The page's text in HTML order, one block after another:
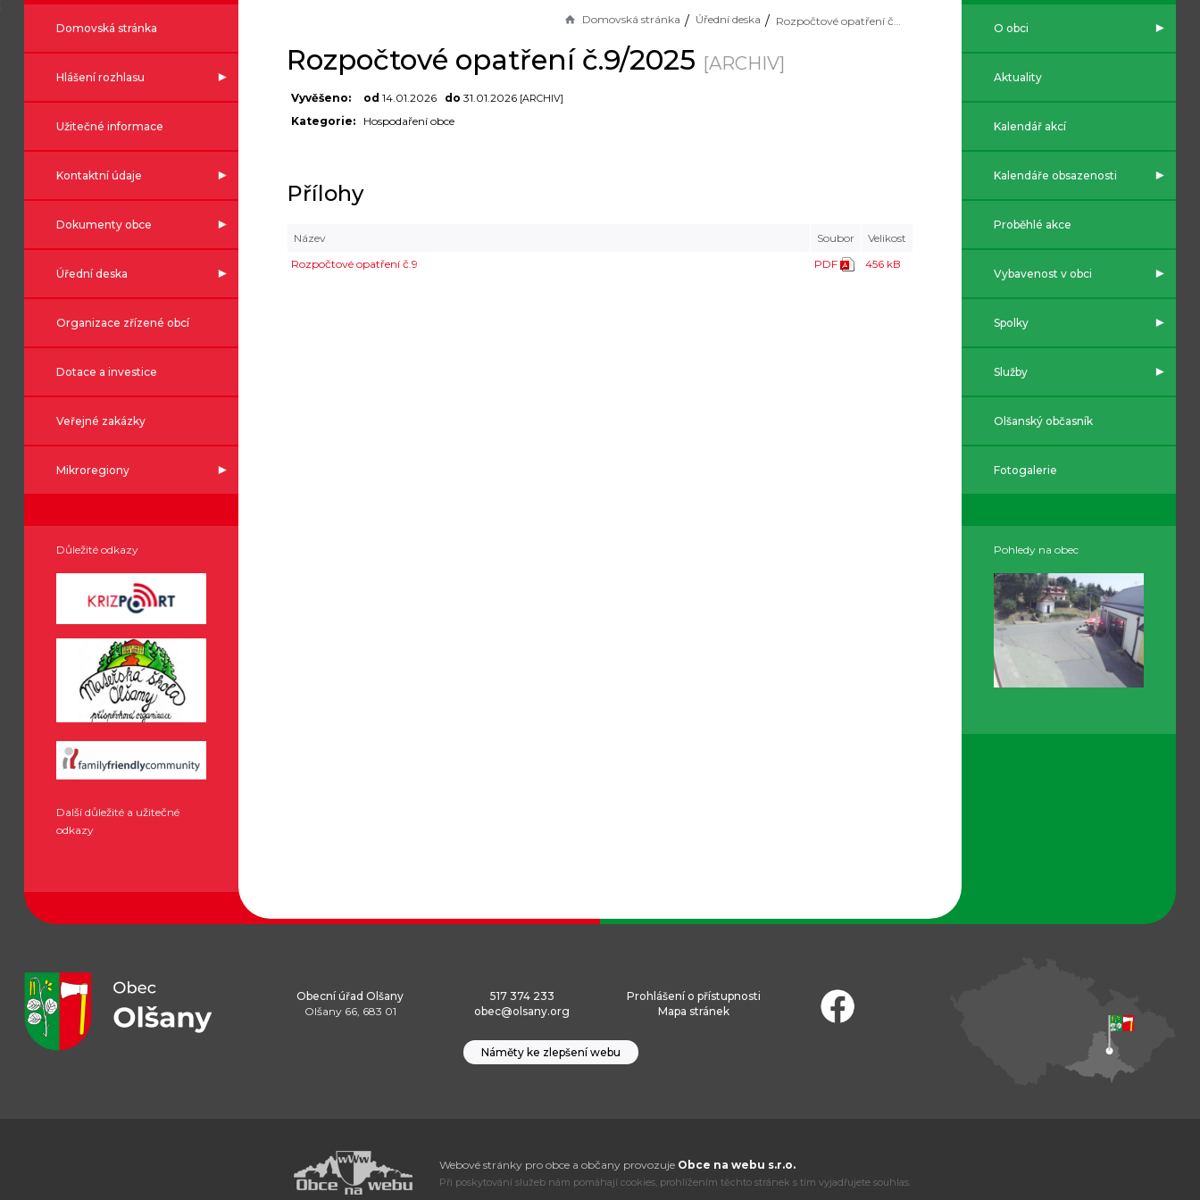
Domovská stránka
Hlášení rozhlasu
Užitečné informace
Kontaktní údaje
Dokumenty obce
Úřední deska
Organizace zřízené obcí
Dotace a investice
Veřejné zakázky
Mikroregiony
Důležité odkazy
Další důležité a užitečné
odkazy
Domovská stránka Úřední deska Rozpočtové opatření č.9/2025
Rozpočtové opatření č.9/2025 [ARCHIV]
Vyvěšeno: od 14.01.2026 do 31.01.2026 [ARCHIV]
Kategorie: Hospodaření obce
Přílohy
Název Soubor
Velikost
Rozpočtové opatření č.9
PDF 456 kB
O obci
Aktuality
Kalendář akcí
Kalendáře obsazenosti
Proběhlé akce
Vybavenost v obci
Spolky
Služby
Olšanský občasník
Fotogalerie
Pohledy na obec
Obecní úřad Olšany
Olšany 66, 683 01
517 374 233
obec@olsany.org
Prohlášení o přístupnosti
Mapa stránek
Náměty ke zlepšení webu
Webové stránky pro obce a občany provozuje Obce na webu s.r.o.
Při poskytování služeb nám pomáhají cookies, prohlížením těchto stránek s tím vyjadřujete souhlas.